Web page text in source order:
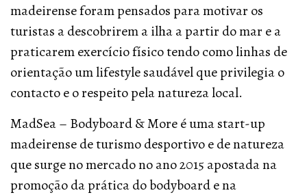
madeirense foram pensados para motivar os
turistas a descobrirem a ilha a partir do mar e a
praticarem exercício físico tendo como linhas de
orientação um lifestyle saudável que privilegia o
contacto e o respeito pela natureza local.
MadSea – Bodyboard & More é uma start-up
madeirense de turismo desportivo e de natureza
que surge no mercado no ano 2015 apostada na
promoção da prática do bodyboard e na